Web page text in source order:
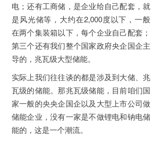
电；还有工商储，是企业给自己配套，就
是风光储等，大约在2,000度以下，一般
在两个集装箱以下，每个企业自己配套；
第三个还有我们整个国家政府央企国企主
导的，兆瓦级大型储能。
实际上我们往往谈的都是涉及到大储、兆
瓦级的储能。那兆瓦级储能，目前咱们国
家一般的央央企国企以及大型上市公司做
储能企业，没有一家是不做锂电和钠电储
能的，这是一个潮流。